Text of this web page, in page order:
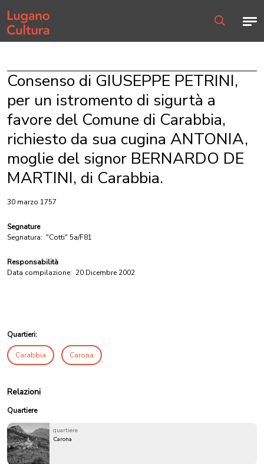
Home page
Consenso di GIUSEPPE PETRINI,
per un istromento di sigurtà a
favore del Comune di Carabbia,
richiesto da sua cugina ANTONIA,
moglie del signor BERNARDO DE
MARTINI, di Carabbia.
30 marzo 1757
Segnature
Segnatura: "Cotti" 5a/F81
Responsabilità
Data compilazione: 20 Dicembre 2002
Quartieri:
Carabbia Carona
Relazioni
Quartiere
quartiere
Carona